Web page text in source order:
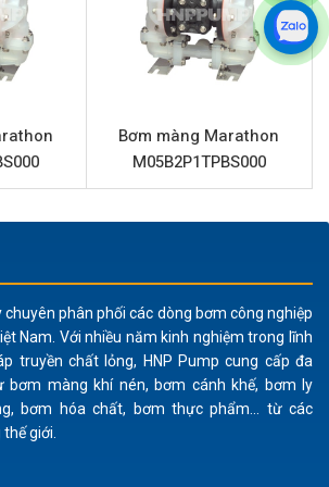
kết hợp với màng PTFE (Teflon) và bi
năng chống ăn mòn hiệu quả trước
chất mạnh, dung môi và axit/kiềm.
bỏ nguy cơ phát sinh tia lửa điện,
trong môi trường dễ cháy nổ.
và chạy khô:Bơm có thể tự mồi
lỏng: Có khả năng bơm các chất
cao, chứa hạt rắn (bùn loãng) hoặc
cắt mà không làm thay đổi cấu trúc
Thiết kế chắc chắn, các bộ phận dễ
kiểm tra và thay thế, giảm thiểu thời
Bơm màng Marathon
M05B2P1TPBS000
chuyên phân phối các dòng bơm công nghiệp
Nam. Với nhiều năm kinh nghiệm trong lĩnh
truyền chất lỏng, HNP Pump cung cấp đa
bơm màng khí nén, bơm cánh khế, bơm ly
bơm hóa chất, bơm thực phẩm... từ các
giới.